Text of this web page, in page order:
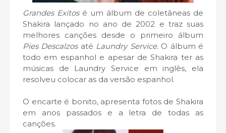
Grandes Exitosé um álbum de coletâneas de
Shakira lançado no ano de 2002 e traz suas
melhores canções desde o primeiro álbum
Pies Descalzosaté Laundry Service.O álbum é
todo em espanhol e apesar de Shakira ter as
músicas de Laundry Service em inglês, ela
resolveu colocar as da versão espanhol.
O encarte é bonito, apresenta fotos de Shakira
em anos passados e a letra de todas as
canções.